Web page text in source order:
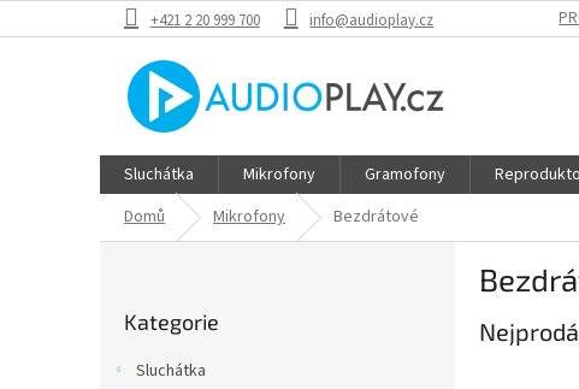
na
+421 2 20 999 700 info@audioplay.cz
Sluchátka Mikrofony Gramofony
Domů
Mikrofony Bezdrátové
kategorie
Kategorie
Sluchátka